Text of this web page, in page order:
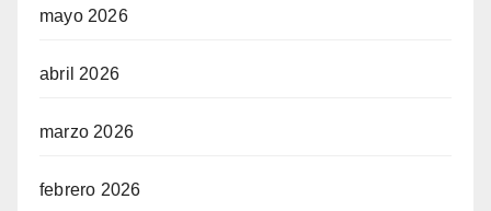
mayo 2026
abril 2026
marzo 2026
febrero 2026